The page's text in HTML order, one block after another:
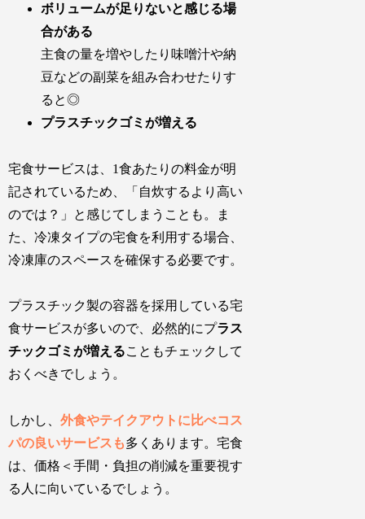
ボリュームが足りないと感じる場
合がある
主食の量を増やしたり味噌汁や納
豆などの副菜を組み合わせたりす
ると◎
プラスチックゴミが増える
宅食サービスは、1食あたりの料金が明
記されているため、
「自炊するより高い
のでは？」と感じてしまう ことも。ま
た、冷凍タイプの宅食を利用する場合、
冷凍庫のスペースを確保する必要です。
プラスチック製の容器を採用している宅
食サービスが多いので、必然的にプラス
チックゴミが増えることもチェックして
おくべきでしょう。
しかし、外食やテイクアウトに比べコス
パの良いサービスも多くあります。宅食
は、価格＜手間・負担の削減を重要視す
る人に向いているでしょう。